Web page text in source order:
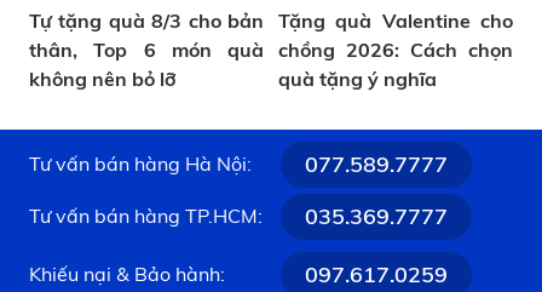
Tự tặng quà 8/3 cho bản
thân, Top 6 món quà
không nên bỏ lỡ
Tặng quà Valentine cho
chồng 2026: Cách chọn
quà tặng ý nghĩa
Tư vấn bán hàng Hà Nội: 077.589.7777
Tư vấn bán hàng TP.HCM: 035.369.7777
Khiếu nại & Bảo hành: 097.617.0259